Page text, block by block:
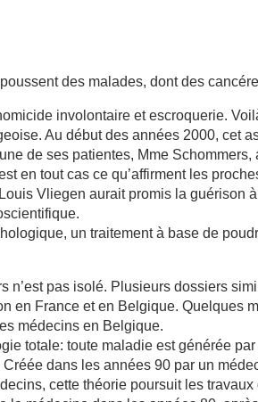
des malades, dont des
involontaire et escroquerie.
Au début des années 2000, cet
de ses patientes, Mme Schommers,
en tout cas ce qu’affirment les
Vliegen aurait promis la guérison
un traitement à base de
n’est pas isolé. Plusieurs dossiers
en France et en Belgique. Quelques
médecins en Belgique.
totale: toute maladie est générée
dans les années 90 par un
cette théorie poursuit les